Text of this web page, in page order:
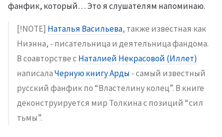
фанфик, который… Это я слушателям напоминаю.
[!NOTE] Наталья Васильева, также известная как
Ниэнна, - писательница и деятельница фандома.
В соавторстве с Наталией Некрасовой (Иллет)
написалаЧерную книгу Арды - самый известный
русский фанфик по “Властелину колец”. В книге
деконструируется мир Толкина с позиций “сил
тьмы”.